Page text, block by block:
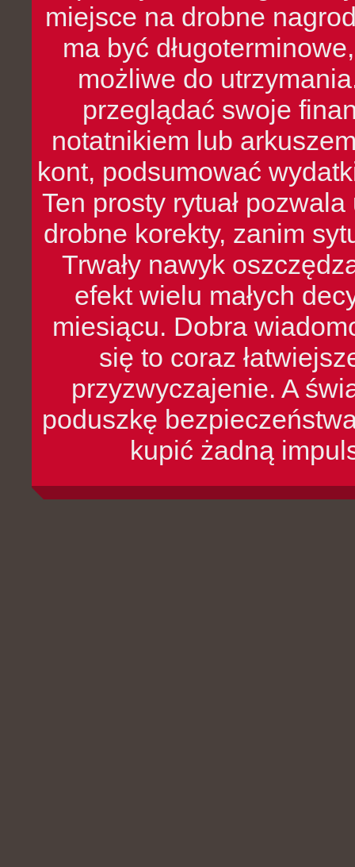
miejsce na drobne
ma być
możliwe do
przeglądać swoje
notatnikiem lub
kont, podsumować
Ten prosty rytuał
drobne korekty, zanim
Trwały nawyk
efekt wielu małych
miesiącu. Dobra
się to coraz
przyzwyczajenie. A
poduszkę
kupić żadną